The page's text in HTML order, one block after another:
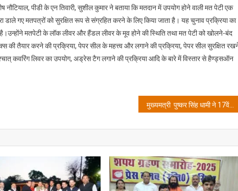
पारदर्शिता
एवं
कुशलतापूर्वक
प्रशिक्षण
सम्पन्न
पीडी के एन तिवारी, सुशील कुमार ने बताया कि मतदान में उपयोग होने वाली मत पेटी एक
डाले गए मतपत्रों को सुरक्षित रूप से संग्रहित करने के लिए किया जाता है। यह चुनाव प्रक्रिया का
है।उन्होंने मतपेटी के लॉक लीवर और हैंडल लीवर के मूव होने की स्थिति तथा मत पेटी को खोलने-बंद
तैयार करने की प्रक्रिया, पेपर सील के महत्त्व और लगाने की प्रक्रिया, पेपर सील सुरक्षित
कवरिंग लिवर का उपयोग, अड्रेस टैग लगाने की प्रक्रिया आदि के बारे में विस्तार से हैण्ड्सऑन